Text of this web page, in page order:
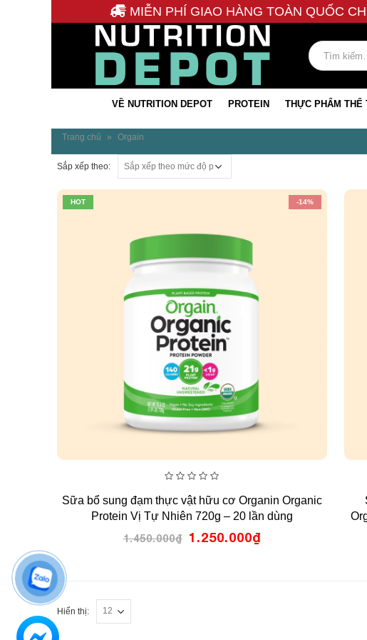
MIỄN PHÍ GIAO HÀNG TOÀN QUỐC
VỀ NUTRITION DEPOT PROTEIN THỰC PHẨM THỂ
Trang chủ » Orgain
Sắp xếp theo:
HOT -14%
out
of
5
Sữa bổ sung đạm thực vật hữu cơ Organin Organic
Protein Vị Tự Nhiên 720g – 20 lần dùng
1.450.000₫
Giá
1.250.000₫Giá
Hiển thị: